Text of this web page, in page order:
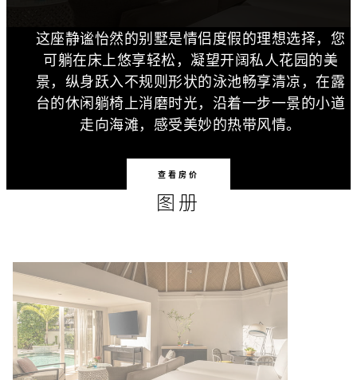
这座静谧怡然的别墅是情侣度假的理想选择，您
可躺在床上悠享轻松，凝望开阔私人花园的美
景，纵身跃入不规则形状的泳池畅享清凉，在露
台的休闲躺椅上消磨时光，沿着一步一景的小道
走向海滩，感受美妙的热带风情。
查看房价
图册